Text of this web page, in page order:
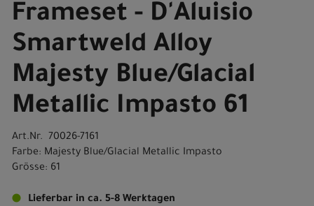
Frameset - D'Aluisio
Smartweld Alloy
Majesty Blue/Glacial
Metallic Impasto 61
Art.Nr. 70026-7161
Farbe: Majesty Blue/Glacial Metallic Impasto
Grösse: 61
Lieferbar in ca. 5-8 Werktagen